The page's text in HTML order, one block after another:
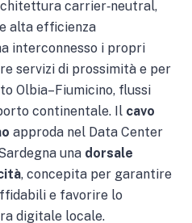
carrier‐neutral,
alta efficienza
interconnesso i propri
servizi di prossimità e per
Olbia–Fiumicino, flussi
continentale. Il cavo
approda nel Data Center
una dorsale
, concepita per garantire
e favorire lo
digitale locale.